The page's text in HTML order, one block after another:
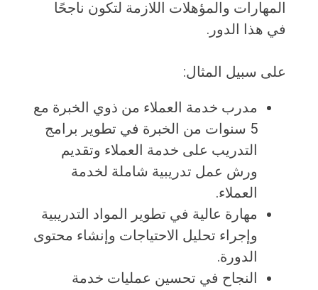
المهارات والمؤهلات اللازمة لتكون ناجحًا
في هذا الدور.
على سبيل المثال:
مدرب خدمة العملاء من ذوي الخبرة مع
5 سنوات من الخبرة في تطوير برامج
التدريب على خدمة العملاء وتقديم
ورش عمل تدريبية شاملة لخدمة
العملاء.
مهارة عالية في تطوير المواد التدريبية
وإجراء تحليل الاحتياجات وإنشاء محتوى
الدورة.
النجاح في تحسين عمليات خدمة